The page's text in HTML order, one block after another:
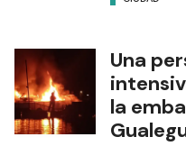
Una
la